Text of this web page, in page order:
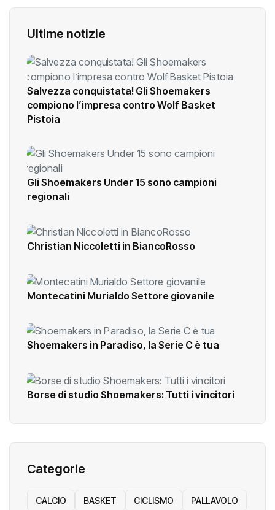
Ultime notizie
Salvezza conquistata! Gli Shoemakers
compiono l’impresa contro Wolf Basket
Pistoia
Gli Shoemakers Under 15 sono campioni
regionali
Christian Niccoletti in BiancoRosso
Montecatini Murialdo Settore giovanile
Shoemakers in Paradiso, la Serie C è tua
Borse di studio Shoemakers: Tutti i vincitori
Categorie
CALCIO BASKET CICLISMO PALLAVOLO